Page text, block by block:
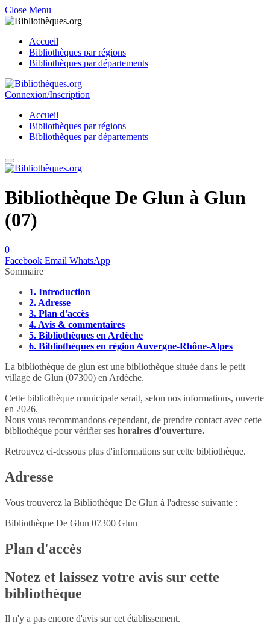
Close Menu
Accueil
Bibliothèques par régions
Bibliothèques par départements
Connexion/Inscription
Accueil
Bibliothèques par régions
Bibliothèques par départements
Bibliothèque De Glun à Glun
(07)
0
Facebook Email WhatsApp
Sommaire
1. Introduction
2. Adresse
3. Plan d'accès
4. Avis & commentaires
5. Bibliothèques en Ardèche
6. Bibliothèques en région Auvergne-Rhône-Alpes
La bibliothèque de glun est une bibliothèque située dans le petit
village de Glun (07300) en Ardèche.
Cette bibliothèque municipale serait, selon nos informations, ouverte
en 2026.
Nous vous recommandons cependant, de prendre contact avec cette
bibliothèque pour vérifier ses horaires d'ouverture.
Retrouvez ci-dessous plus d'informations sur cette bibliothèque.
Adresse
Vous trouverez la Bibliothèque De Glun à l'adresse suivante :
Bibliothèque De Glun 07300 Glun
Plan d'accès
Notez et laissez votre avis sur cette
bibliothèque
Il n'y a pas encore d'avis sur cet établissement.